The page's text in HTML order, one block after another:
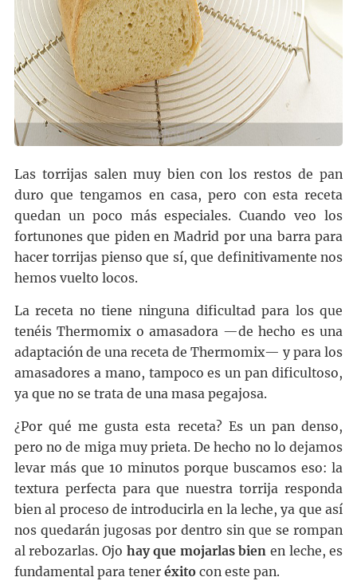
Las torrijas salen muy bien con los restos de pan
duro que tengamos en casa, pero con esta receta
quedan un poco más especiales. Cuando veo los
fortunones que piden en Madrid por una barra para
hacer torrijas pienso que sí, que definitivamente nos
hemos vuelto locos.
La receta no tiene ninguna dificultad para los que
tenéis Thermomix o amasadora —de hecho es una
adaptación de una receta de Thermomix— y para los
amasadores a mano, tampoco es un pan dificultoso,
ya que no se trata de una masa pegajosa.
¿Por qué me gusta esta receta? Es un pan denso,
pero no de miga muy prieta. De hecho no lo dejamos
levar más que 10 minutos porque buscamos eso: la
textura perfecta para que nuestra torrija responda
bien al proceso de introducirla en la leche, ya que así
nos quedarán jugosas por dentro sin que se rompan
al rebozarlas. Ojo hay que mojarlas bien en leche, es
fundamental para tener éxitocon este pan.